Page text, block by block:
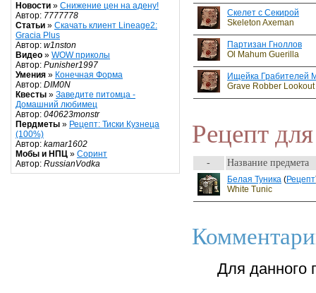
Новости » Снижение цен на адену!
Автор: 7777778
Статьи » Скачать клиент Lineage2:
Gracia Plus
Автор: w1nston
Видео » WOW приколы
Автор: Punisher1997
Умения » Конечная Форма
Автор: DIM0N
Квесты » Заведите питомца -
Домашний любимец
Автор: 040623monstr
Пердметы » Рецепт: Тиски Кузнеца
(100%)
Автор: kamar1602
Мобы и НПЦ » Соринт
Автор: RussianVodka
Скелет с Секирой
Skeleton Axeman
Партизан Гноллов
Ol Mahum Guerilla
Ищейка Грабителей
Grave Robber Lookout
Рецепт для
- Название предмета
Белая Туника (Рецепт
White Tunic
Для данного